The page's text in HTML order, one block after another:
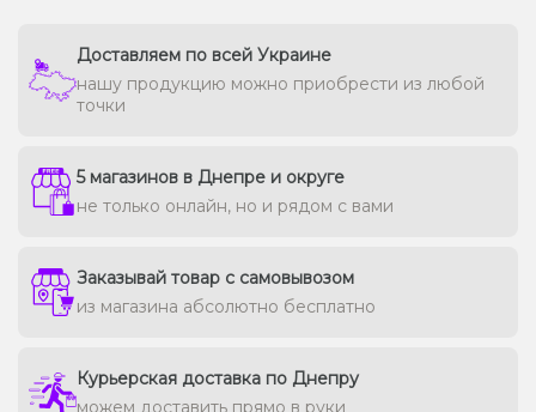
Доставляем по всей Украине
нашу продукцию можно приобрести из любой
точки
5 магазинов в Днепре и округе
не только онлайн, но и рядом с вами
Заказывай товар с самовывозом
из магазина абсолютно бесплатно
Курьерская доставка по Днепру
можем доставить прямо в руки